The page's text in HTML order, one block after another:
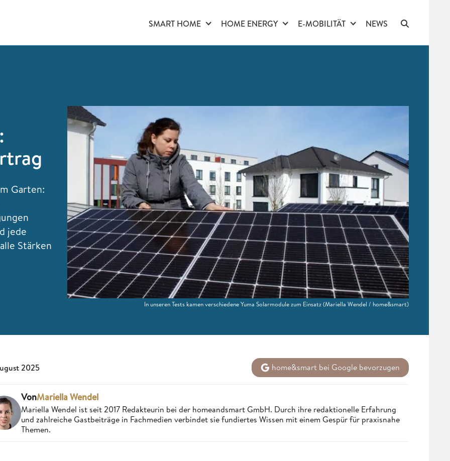
SMART HOME HOME ENERGY E-MOBILITÄT NEWS
Garten:
jede
Stärken
In unseren Tests kamen verschiedene Yuma Solarmodule zum Einsatz(Mariella Wendel / home&smart)
2025 home&smart bei Google bevorzugen
VonMariella Wendel
Mariella Wendel ist seit 2017 Redakteurin bei der homeandsmart GmbH. Durch ihre redaktionelle Erfahrung
und zahlreiche Gastbeiträge in Fachmedien verbindet sie fundiertes Wissen mit einem Gespür für praxisnahe
Themen.